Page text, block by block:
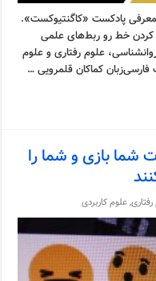
پادکست «کاگنتیوکست».
کردن خط رو ربط‌های علمی
علوم رفتاری و علوم
کماکان قلمرویی …
شما بازی و شما را
,علوم کاربردی